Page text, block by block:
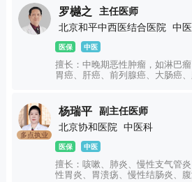
炎、脂肪肝、慢性肝炎、习惯性
咳嗽、心悸、亚健康状态调理、
罗樾之
主任医师
北京和平中西医结合医院
中
医保 中医
擅长：中晚期恶性肿瘤，如淋巴
胃癌、肝癌、前列腺癌、大肠癌
病、难治病、怪病与罕见病的中医
多点执业
杨瑞平
副主任医师
北京协和医院
中医科
医保 中医
擅长：咳嗽、肺炎、慢性支气管
性胃炎、胃溃疡、慢性结肠炎、